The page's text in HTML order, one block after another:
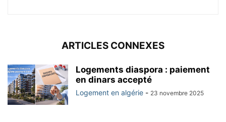
ARTICLES CONNEXES
Logements diaspora : paiement
en dinars accepté
Logement en algérie - 23 novembre 2025